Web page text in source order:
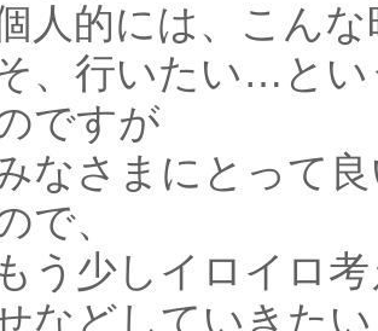
人的には、こん
、行いたい…とい
ですが
なさまにとって
で、
もう少しイロイロ
などしていきた